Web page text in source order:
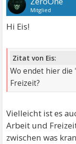
Mitglied
Hi Eis!
Zitat von Eis:
Wo endet hier
Freizeit?
Vielleicht ist es
Arbeit und
zwischen was